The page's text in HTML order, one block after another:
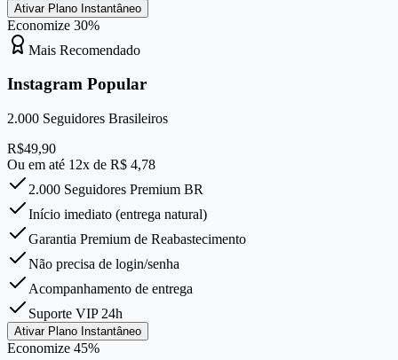
Ativar Plano Instantâneo
Economize 30%
Mais Recomendado
Instagram Popular
2.000 Seguidores Brasileiros
R$49,90
Ou em até 12x de R$ 4,78
2.000 Seguidores Premium BR
Início imediato (entrega natural)
Garantia Premium de Reabastecimento
Não precisa de login/senha
Acompanhamento de entrega
Suporte VIP 24h
Ativar Plano Instantâneo
Economize 45%